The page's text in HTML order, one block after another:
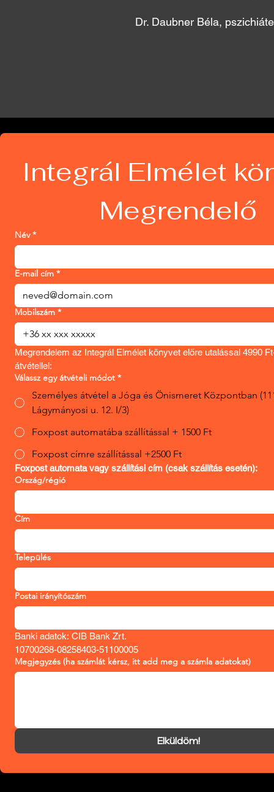
Dr. Daubner Béla,
Integrál Elmélet
Megrendelő
Név *
E-mail cím *
Mobilszám *
Megrendelem az Integrál Elmélet könyvet előre utalással 4990
átvétellel:
Válassz egy átvételi módot *
Személyes átvétel a Jóga és Önismeret Központban
Lágymányosi u. 12. I/3)
Foxpost automatába szállítással + 1500 Ft
Foxpost címre szállítással +2500 Ft
Foxpost automata vagy szállítási cím (csak szállítás esetén):
Foxpost automata / szállítási cím:
Ország/régió
Cím
Település
Postai irányítószám
Banki adatok: CIB Bank Zrt.
10700268-08258403-51100005
Megjegyzés (ha számlát kérsz, itt add meg a számla adatokat)
Elküldöm!